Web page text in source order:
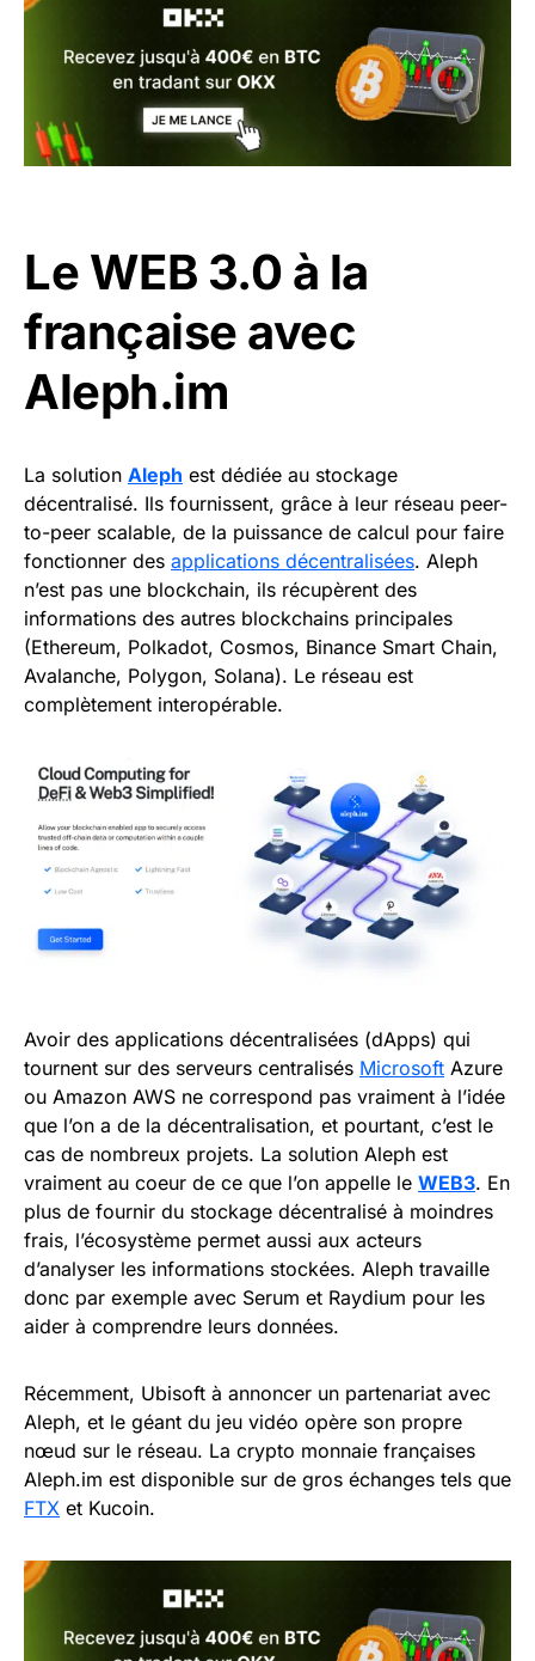
Le WEB 3.0 à la
française avec
Aleph.im
La solution Aleph est dédiée au stockage
décentralisé. Ils fournissent, grâce à leur réseau peer-
to-peer scalable, de la puissance de calcul pour faire
fonctionner des applications décentralisées. Aleph
n’est pas une blockchain, ils récupèrent des
informations des autres blockchains principales
(Ethereum, Polkadot, Cosmos, Binance Smart Chain,
Avalanche, Polygon, Solana). Le réseau est
complètement interopérable.
Avoir des applications décentralisées (dApps) qui
tournent sur des serveurs centralisés Microsoft Azure
ou Amazon AWS ne correspond pas vraiment à l’idée
que l’on a de la décentralisation, et pourtant, c’est le
cas de nombreux projets. La solution Aleph est
vraiment au coeur de ce que l’on appelle le WEB3. En
plus de fournir du stockage décentralisé à moindres
frais, l’écosystème permet aussi aux acteurs
d’analyser les informations stockées. Aleph travaille
donc par exemple avec Serum et Raydium pour les
aider à comprendre leurs données.
Récemment, Ubisoft à annoncer un partenariat avec
Aleph, et le géant du jeu vidéo opère son propre
nœud sur le réseau. La crypto monnaie françaises
Aleph.im est disponible sur de gros échanges tels que
FTX et Kucoin.